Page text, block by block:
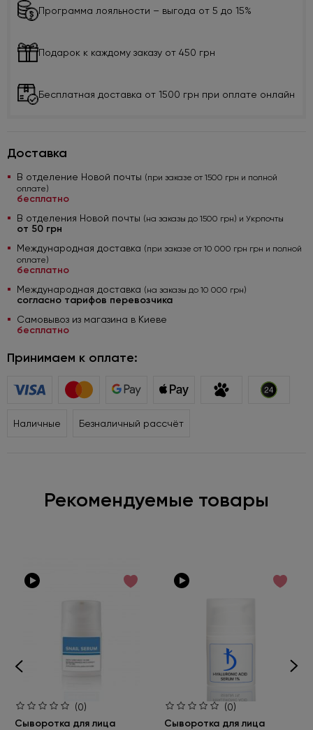
Программа лояльности – выгода от 5 до 15%
Подарок к каждому заказу от 450 грн
Бесплатная доставка от 1500 грн при оплате онлайн
Доставка
В отделение Новой почты (при заказе от 1500 грн и полной
оплате)
бесплатно
В отделения Новой почты (на заказы до 1500 грн) и Укрпочты
от 50 грн
Международная доставка (при заказе от 10 000 грн грн и полной
оплате)
бесплатно
Международная доставка (на заказы до 10 000 грн)
согласно тарифов перевозчика
Самовывоз из магазина в Киеве
бесплатно
Принимаем к оплате:
Наличные Безналичный рассчёт
Рекомендуемые товары
(0)
Сыворотка для лица
(0)
Сыворотка для лица